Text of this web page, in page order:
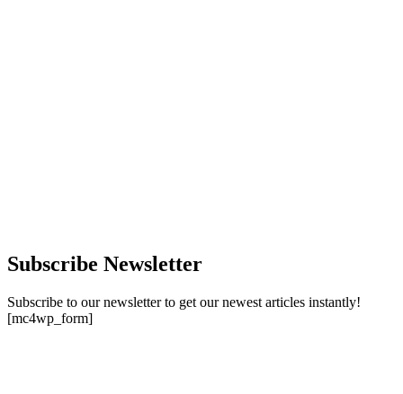
Subscribe Newsletter
Subscribe to our newsletter to get our newest articles instantly!
[mc4wp_form]